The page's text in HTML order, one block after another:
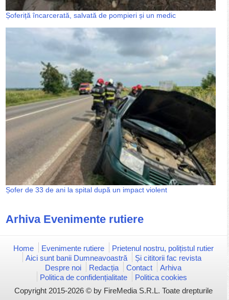
Șoferiță încarcerată, salvată de pompieri și un medic
Șofer de 33 de ani la spital după un impact violent
Arhiva Evenimente rutiere
Home Evenimente rutiere
Prietenul nostru, polițistul rutier
Aici sunt banii Dumneavoastră
Și cititorii fac revista
Despre noi
Redacția Contact
Arhiva
Politica de confidențialitate
Politica cookies
Copyright 2015-2026 © by FireMedia S.R.L. Toate drepturile